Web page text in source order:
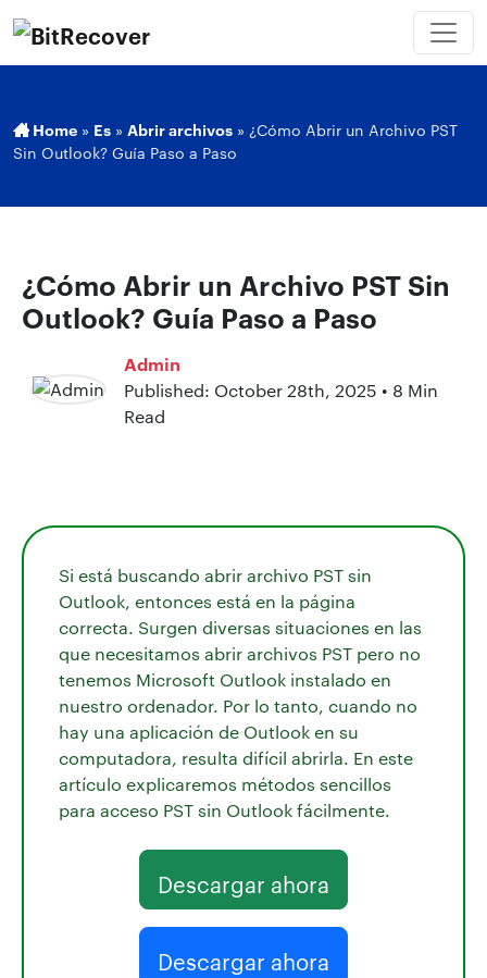
Home » Es » Abrir archivos » ¿Cómo Abrir un Archivo PST
Sin Outlook? Guía Paso a Paso
¿Cómo Abrir un Archivo PST Sin
Outlook? Guía Paso a Paso
Admin
Published: October 28th, 2025 • 8 Min
Read
Si está buscando abrir archivo PST sin
Outlook, entonces está en la página
correcta. Surgen diversas situaciones en las
que necesitamos abrir archivos PST pero no
tenemos Microsoft Outlook instalado en
nuestro ordenador. Por lo tanto, cuando no
hay una aplicación de Outlook en su
computadora, resulta difícil abrirla. En este
artículo explicaremos métodos sencillos
para acceso PST sin Outlook fácilmente.
Descargar ahora
Descargar ahora